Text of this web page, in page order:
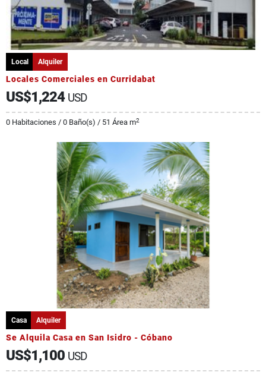
Local Alquiler
Locales Comerciales en Curridabat
US$1,224 USD
0 Habitaciones / 0 Baño(s) / 51 Área m2
Casa Alquiler
Se Alquila Casa en San Isidro - Cóbano
US$1,100 USD